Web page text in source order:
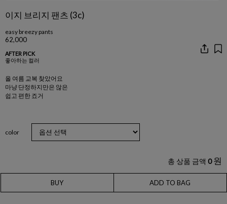
이지 브리지 팬츠 (3c)
easy breezy pants
62,000
AFTER PICK
좋아하는 컬러
올 여름 교복 찾았어요
마냥 단정하지만은 않은
쉽고 편한 죠거
color
총 상품 금액 0 원
BUY ADD TO BAG